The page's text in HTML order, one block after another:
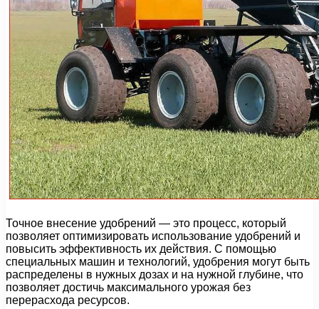
Точное внесение удобрений — это процесс, который
позволяет оптимизировать использование удобрений и
повысить эффективность их действия. С помощью
специальных машин и технологий, удобрения могут быть
распределены в нужных дозах и на нужной глубине, что
позволяет достичь максимального урожая без
перерасхода ресурсов.